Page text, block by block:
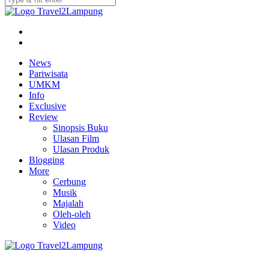
News
Pariwisata
UMKM
Info
Exclusive
Review
Sinopsis Buku
Ulasan Film
Ulasan Produk
Blogging
More
Cerbung
Musik
Majalah
Oleh-oleh
Video